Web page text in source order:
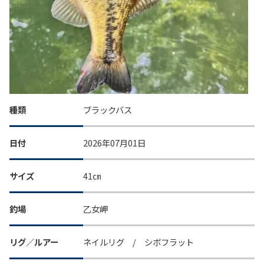
種類 ブラックバス
日付 2026年07月01日
サイズ 41㎝
釣場 乙女岬
リグ／ルアー ネイルリグ / シボフラット